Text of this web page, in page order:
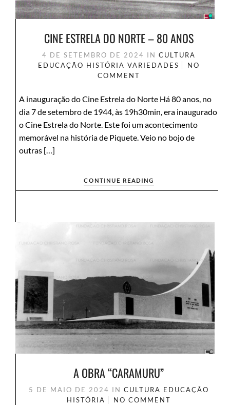
CINE ESTRELA DO NORTE – 80 ANOS
4 DE SETEMBRO DE 2024 IN CULTURA
EDUCAÇÃO HISTÓRIA VARIEDADES
NO
COMMENT
A inauguração do Cine Estrela do Norte Há 80 anos, no
dia 7 de setembro de 1944, às 19h30min, era inaugurado
o Cine Estrela do Norte. Este foi um acontecimento
memorável na história de Piquete. Veio no bojo de
outras […]
CONTINUE READING
A OBRA “CARAMURU”
5 DE MAIO DE 2024 IN CULTURA EDUCAÇÃO
HISTÓRIA
NO COMMENT